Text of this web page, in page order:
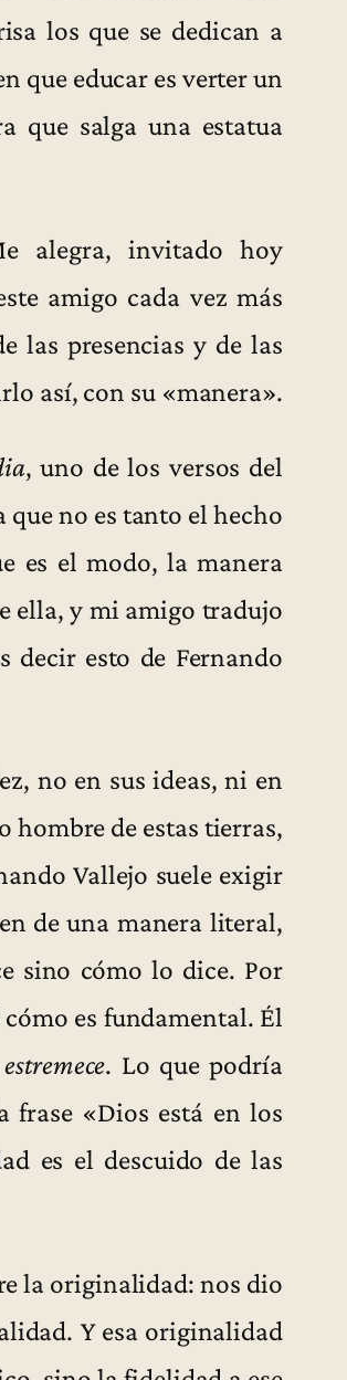
los que se dedican a
que educar es verter un
que salga una estatua
alegra, invitado hoy
amigo cada vez más
las presencias y de las
así, con su «manera».
, uno de los versos del
no es tanto el hecho
es el modo, la manera
ella, y mi amigo tradujo
decir esto de Fernando
no en sus ideas, ni en
hombre de estas tierras,
Vallejo suele exigir
de una manera literal,
sino cómo lo dice. Por
es fundamental. Él
. Lo que podría
frase «Dios está en los
es el descuido de las
la originalidad: nos dio
Y esa originalidad